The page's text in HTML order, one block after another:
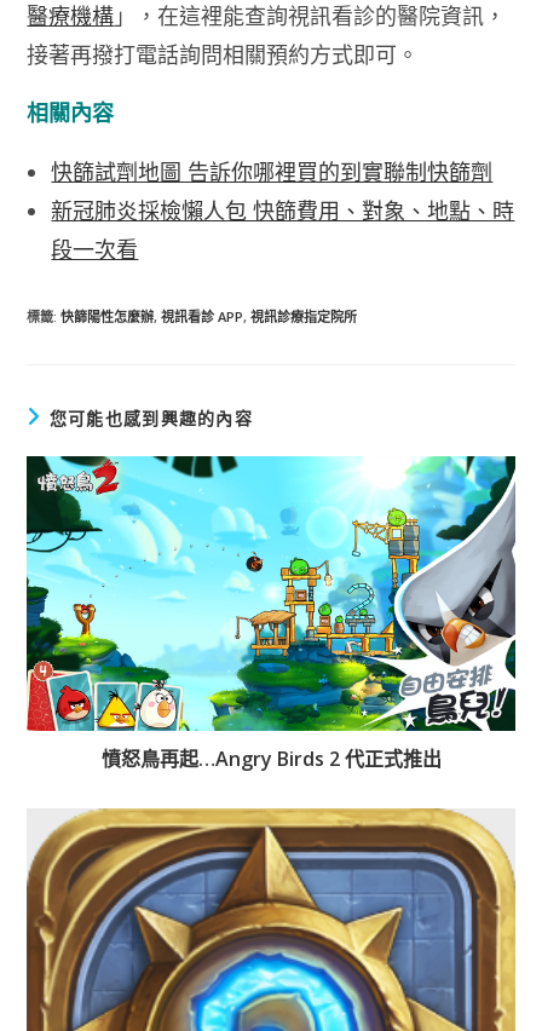
醫療機構 」，在這裡能查詢視訊看診的醫院資訊，
接著再撥打電話詢問相關預約方式即可。
相關內容
快篩試劑地圖 告訴你哪裡買的到實聯制快篩劑
新冠肺炎採檢懶人包 快篩費用、對象、地點、時
段一次看
標籤:快篩陽性怎麼辦, 視訊看診 APP, 視訊診療指定院所
您可能也感到興趣的內容
憤怒鳥再起…Angry Birds 2 代正式推出